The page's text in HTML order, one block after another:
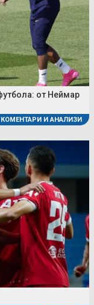
от Неймар
КОМЕНТАРИ И АНАЛИЗИ